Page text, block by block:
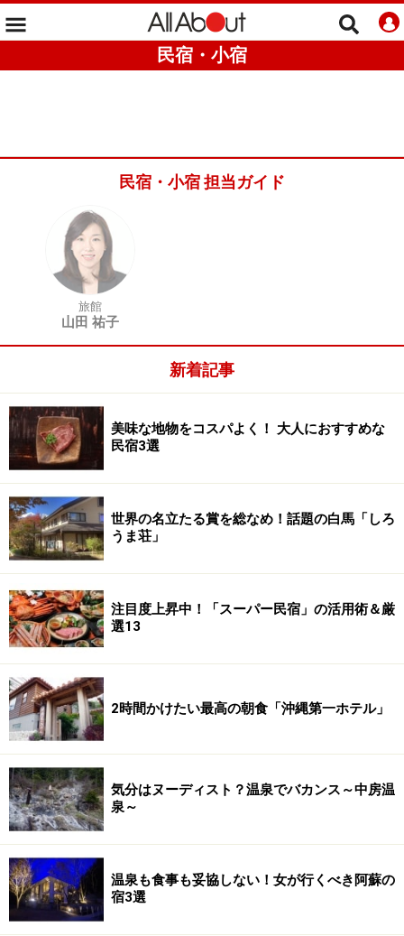
民宿・小宿
民宿・小宿 担当ガイド
旅館
山田 祐子
新着記事
美味な地物をコスパよく！ 大人におすすめな
民宿3選
世界の名立たる賞を総なめ！話題の白馬「しろ
うま荘」
注目度上昇中！「スーパー民宿」の活用術＆厳
選13
2時間かけたい最高の朝食「沖縄第一ホテル」
気分はヌーディスト？温泉でバカンス～中房温
泉～
温泉も食事も妥協しない！女が行くべき阿蘇の
宿3選